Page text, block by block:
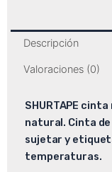
Descripción
Valoraciones (0)
SHURTAPE
natural. Cinta
sujetar y
temperaturas.